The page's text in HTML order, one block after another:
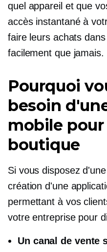
quel appareil et que
accès instantané à
faire leurs achats
facilement que jamais.
Pourquoi
besoin
mobile
boutique
Si vous disposez
création d'une
permettant à vos
votre entreprise pour
Un canal de vente